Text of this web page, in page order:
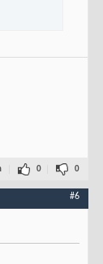
0 0
#6